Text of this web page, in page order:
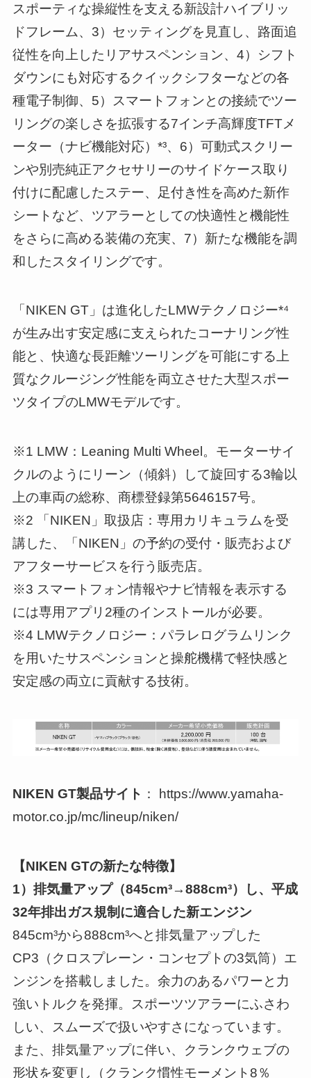
スポーティな操縦性を支える新設計ハイブリッ
ドフレーム、3）セッティングを見直し、路面追
従性を向上したリアサスペンション、4）シフト
ダウンにも対応するクイックシフターなどの各
種電子制御、5）スマートフォンとの接続でツー
リングの楽しさを拡張する7インチ高輝度TFTメ
ーター（ナビ機能対応）*³、6）可動式スクリー
ンや別売純正アクセサリーのサイドケース取り
付けに配慮したステー、足付き性を高めた新作
シートなど、ツアラーとしての快適性と機能性
をさらに高める装備の充実、7）新たな機能を調
和したスタイリングです。
「NIKEN GT」は進化したLMWテクノロジー*⁴
が生み出す安定感に支えられたコーナリング性
能と、快適な長距離ツーリングを可能にする上
質なクルージング性能を両立させた大型スポー
ツタイプのLMWモデルです。
※1 LMW：Leaning Multi Wheel。モーターサイ
クルのようにリーン（傾斜）して旋回する3輪以
上の車両の総称、商標登録第5646157号。
※2 「NIKEN」取扱店：専用カリキュラムを受
講した、「NIKEN」の予約の受付・販売および
アフターサービスを行う販売店。
※3 スマートフォン情報やナビ情報を表示する
には専用アプリ2種のインストールが必要。
※4 LMWテクノロジー：パラレログラムリンク
を用いたサスペンションと操舵機構で軽快感と
安定感の両立に貢献する技術。
NIKEN GT製品サイト ： https://www.yamaha-
motor.co.jp/mc/lineup/niken/
【NIKEN GTの新たな特徴】
1）排気量アップ（845cm³→888cm³）し、平成
32年排出ガス規制に適合した新エンジン
845cm³から888cm³へと排気量アップした
CP3（クロスプレーン・コンセプトの3気筒）エ
ンジンを搭載しました。余力のあるパワーと力
強いトルクを発揮。スポーツツアラーにふさわ
しい、スムーズで扱いやすさになっています。
また、排気量アップに伴い、クランクウェブの
形状を変更し（クランク慣性モーメント8％